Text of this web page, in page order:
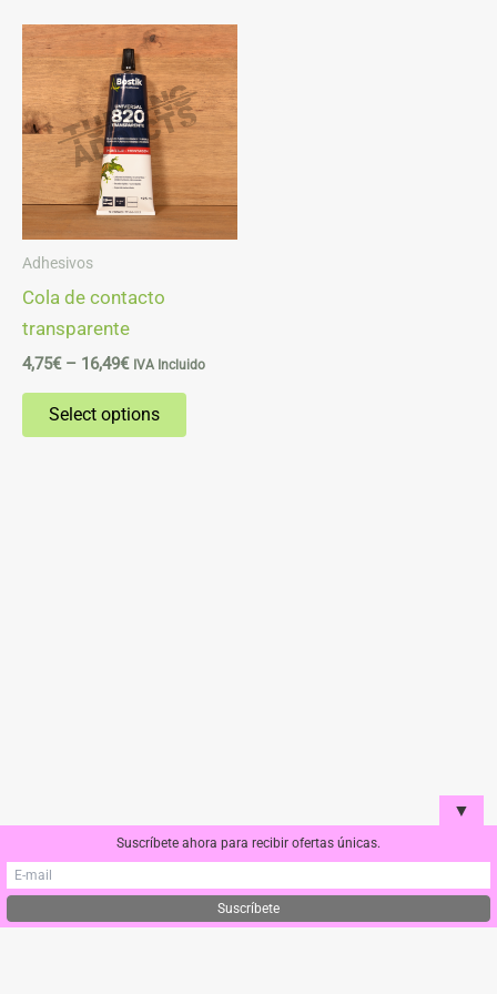
Adhesivos
Cola de contacto
transparente
4,75€ – 16,49€
Price
range:
4,75€
through
16,49€
IVA Incluido
Select options
This
product
has
multiple
variants.
The
page
Condiciones de compra y Envío
▼
Suscríbete ahora para recibir ofertas únicas.